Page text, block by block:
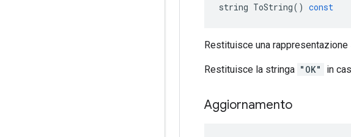
string ToString() const
Restituisce una
Restituisce la stringa "OK" in
Aggiornamento